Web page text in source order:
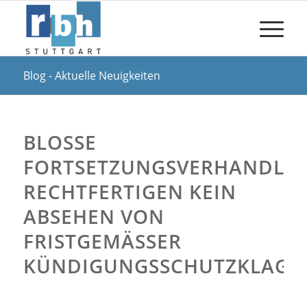
Blog - Aktuelle Neuigkeiten
BLOSSE F
ECHTFERTIGEN KEIN A
BSEHEN VON F
RISTGEMÄSSER KÜ
NDIGUNGSSCHUTZKLAGE